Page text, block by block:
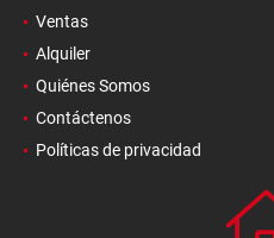
Ventas
Alquiler
Quiénes Somos
Contáctenos
Políticas de privacidad